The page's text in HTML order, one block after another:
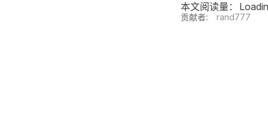
本文阅读量：
贡献者: rand777